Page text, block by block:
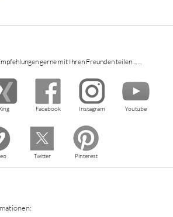
gerne mit Ihren Freunden teilen ... ...
Facebook Instagram Youtube
Twitter Pinterest